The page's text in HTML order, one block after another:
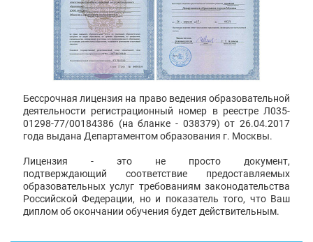
Бессрочная лицензия на право ведения образовательной
деятельности регистрационный номер в реестре Л035-
01298-77/00184386 (на бланке - 038379) от 26.04.2017
года выдана Департаментом образования г. Москвы.
Лицензия - это не просто документ,
подтверждающий соответствие предоставляемых
образовательных услуг требованиям законодательства
Российской Федерации, но и показатель того, что Ваш
диплом об окончании обучения будет действительным.